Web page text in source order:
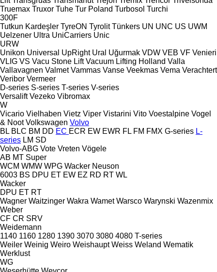
Truemax Truxor Tuhe Tur Poland Turbosol Turchi
300F
Tutkun Kardeşler TyreON Tyrolit Tünkers UN UNC US UWM
Uelzener Ultra UniCarriers Unic
URW
Unikon Universal UpRight Ural Uğurmak VDW VEB VF Venieri
VLIG VS Vacu Stone Lift Vacuum Lifting Holland Valla
Vallavagnen Valmet Vammas Vanse Veekmas Vema Verachtert
Veribor Vermeer
D-series S-series T-series V-series
Versalift Vezeko Vibromax
W
Vicario Vielhaben Vietz Viper Vistarini Vito Voestalpine Vogel
& Noot Volkswagen Volvo
BL BLC BM DD EC ECR EW EWR FL FM FMX G-series L-
series LM SD
Volvo-ABG Vote Vreten Vögele
AB MT Super
WCM WMW WPG Wacker Neuson
6003 BS DPU ET EW EZ RD RT WL
Wacker
DPU ET RT
Wagner Waitzinger Wakra Wamet Warsco Warynski Wazenmix
Weber
CF CR SRV
Weidemann
1140 1160 1280 1390 3070 3080 4080 T-series
Weiler Weinig Weiro Weishaupt Weiss Weland Wematik
Werklust
WG